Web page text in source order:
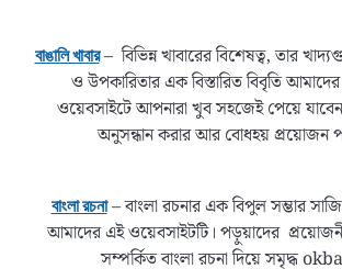
বাঙালি খাবার– বিভিন্ন খাবারের বিশেষত্ব, তার
ও উপকারিতার এক বিস্তারিত বিবৃতি
ওয়েবসাইটে আপনারা খুব সহজেই পেয়ে
অনুসন্ধান করার আর বোধহয় প্রয়োজন
বাংলা রচনা– বাংলা রচনার এক বিপুল সম্ভার
আমাদের এই ওয়েবসাইটটি। পড়ুয়াদের
সম্পর্কিত বাংলা রচনা দিয়ে সমৃদ্ধ